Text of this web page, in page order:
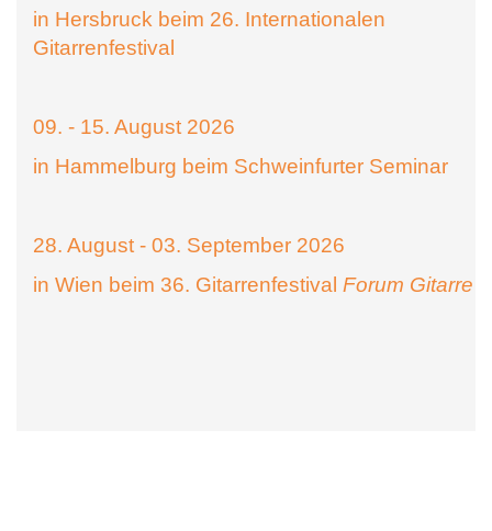
in Hersbruck beim 26. Internationalen
Gitarrenfestival
09. - 15. August 2026
in Hammelburg beim Schweinfurter Seminar
28. August - 03. September 2026
in Wien beim 36. Gitarrenfestival Forum Gitarre